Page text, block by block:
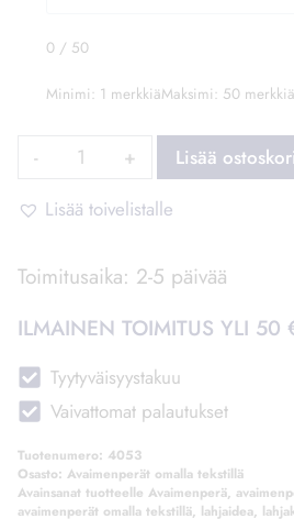
0/ 50
Minimi: 1 merkkiäMaksimi: 50 merkkiä
Avaimenperä
omalla
Lisää
Lisää toivelistalle
Toimitusaika: 2-5 päivää
ILMAINEN TOIMITUS YLI 50
Tyytyväisyystakuu
Vaivattomat palautukset
Tuotenumero: 4053
Osasto: Avaimenperät omalla tekstillä
Avainsanat tuotteelle Avaimenperä,
avaimenperät omalla tekstillä, lahjaidea,